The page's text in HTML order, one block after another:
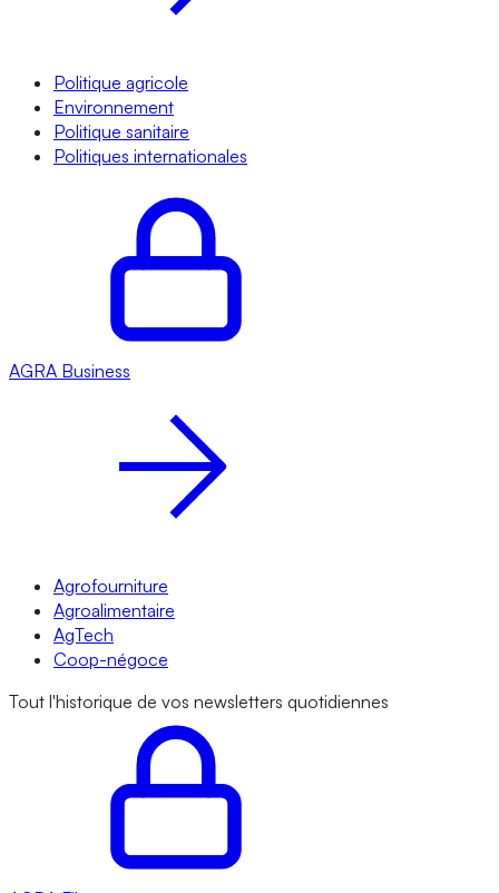
Politique agricole
Environnement
Politique sanitaire
Politiques internationales
AGRA Business
Agrofourniture
Agroalimentaire
AgTech
Coop-négoce
Tout l'historique de vos newsletters quotidiennes